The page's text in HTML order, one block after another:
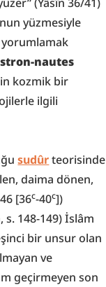
yüzmesiyle
yorumlamak
nautes
kozmik bir
ilgili
sudûr teorisinde
daima dönen,
[36c-40c
s. 148-149) İslâm
bir unsur olan
ve
geçirmeyen son